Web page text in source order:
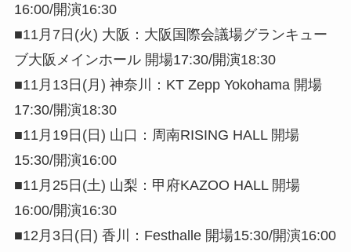
16:00/開演16:30
■11月7日(火) 大阪：大阪国際会議場グランキュー
ブ大阪メインホール 開場17:30/開演18:30
■11月13日(月) 神奈川：KT Zepp Yokohama 開場
17:30/開演18:30
■11月19日(日) 山口：周南RISING HALL 開場
15:30/開演16:00
■11月25日(土) 山梨：甲府KAZOO HALL 開場
16:00/開演16:30
■12月3日(日) 香川：Festhalle 開場15:30/開演16:00